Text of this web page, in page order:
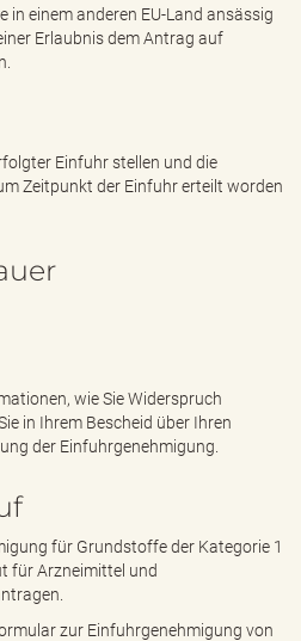
in einem anderen EU-Land ansässig
Erlaubnis dem Antrag auf
Einfuhr stellen und die
Zeitpunkt der Einfuhr erteilt worden
wie Sie Widerspruch
in Ihrem Bescheid über Ihren
der Einfuhrgenehmigung.
für Grundstoffe der Kategorie 1
für Arzneimittel und
zur Einfuhrgenehmigung von